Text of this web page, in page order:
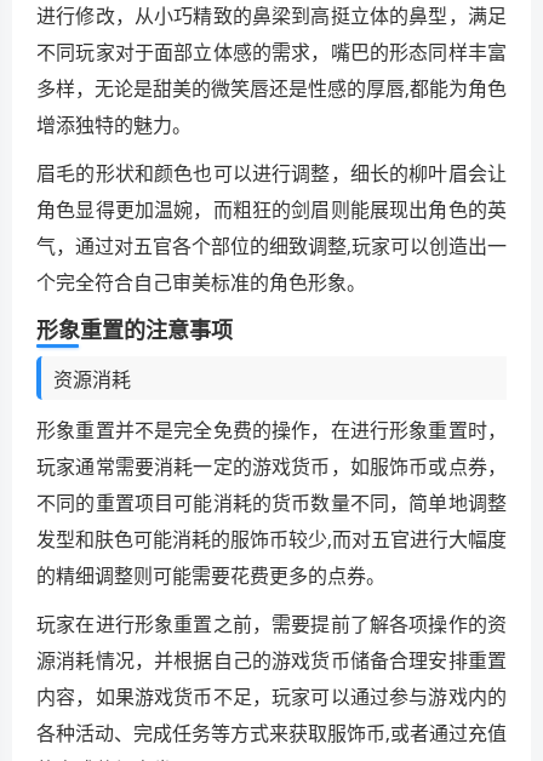
进行修改，从小巧精致的鼻梁到高挺立体的鼻型，满足
不同玩家对于面部立体感的需求，嘴巴的形态同样丰富
多样，无论是甜美的微笑唇还是性感的厚唇,都能为角色
增添独特的魅力。
眉毛的形状和颜色也可以进行调整，细长的柳叶眉会让
角色显得更加温婉，而粗狂的剑眉则能展现出角色的英
气，通过对五官各个部位的细致调整,玩家可以创造出一
个完全符合自己审美标准的角色形象。
形象重置的注意事项
资源消耗
形象重置并不是完全免费的操作，在进行形象重置时，
玩家通常需要消耗一定的游戏货币，如服饰币或点券，
不同的重置项目可能消耗的货币数量不同，简单地调整
发型和肤色可能消耗的服饰币较少,而对五官进行大幅度
的精细调整则可能需要花费更多的点券。
玩家在进行形象重置之前，需要提前了解各项操作的资
源消耗情况，并根据自己的游戏货币储备合理安排重置
内容，如果游戏货币不足，玩家可以通过参与游戏内的
各种活动、完成任务等方式来获取服饰币,或者通过充值